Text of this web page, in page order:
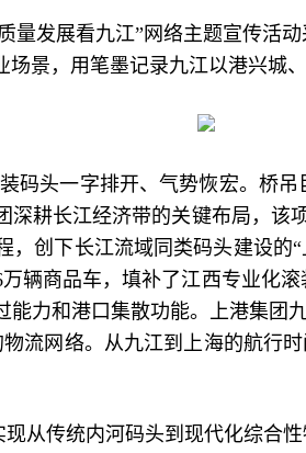
量发展看九江”网络主题宣传活
景，用笔墨记录九江以港兴城
码头一字排开、气势恢宏。桥
耕长江经济带的关键布局，该
创下长江流域同类码头建设的
辆商品车，填补了江西专业化
力和港口集散功能。上港集团
流网络。从九江到上海的航行
从传统内河码头到现代化综合